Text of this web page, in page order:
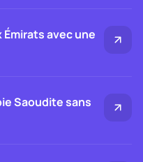
avec une
Saoudite sans